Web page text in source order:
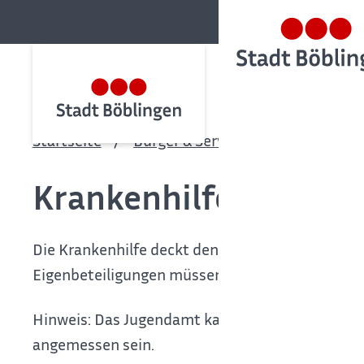
Startseite Bürger & Service
Krankenhilfe nach
Die Krankenhilfe deckt den im Einzelfall
Eigenbeteiligungen müssen Sie als gesetzlich
Hinweis: Das Jugendamt kann auch Beiträge
angemessen sein.